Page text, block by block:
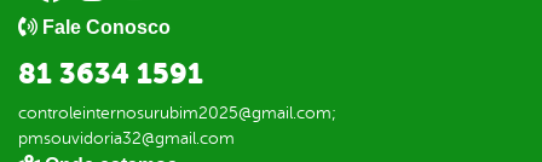
Fale Conosco
81 3634 1591
controleinternosurubim2025@gmail.com;
pmsouvidoria32@gmail.com